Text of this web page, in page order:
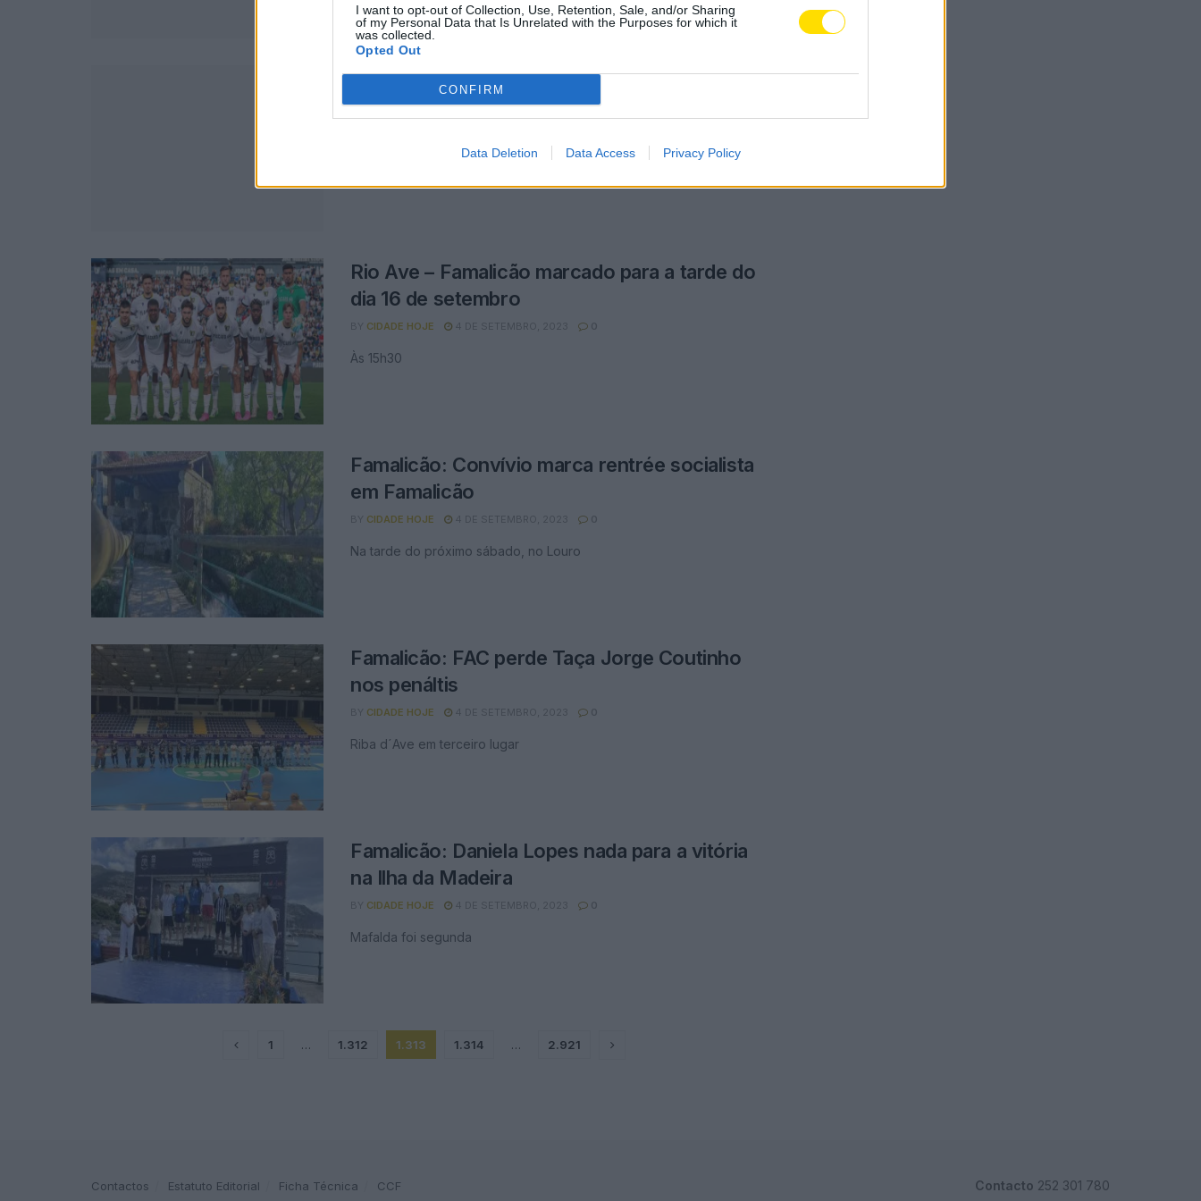
I want to opt-out of Collection, Use, Retention, Sale, and/or Sharing
of my Personal Data that Is Unrelated with the Purposes for which it
was collected.
Opted Out
CONFIRM
Data Deletion Data Access Privacy Policy
Famalicão: Juniores surpreendidos pelo
Braga
Rio Ave – Famalicão marcado para a tarde do
dia 16 de setembro
BY CIDADE HOJE 4 DE SETEMBRO, 2023 0
Às 15h30
Famalicão: Convívio marca rentrée socialista
em Famalicão
BY CIDADE HOJE 4 DE SETEMBRO, 2023 0
Na tarde do próximo sábado, no Louro
Famalicão: FAC perde Taça Jorge Coutinho
nos penáltis
BY CIDADE HOJE 4 DE SETEMBRO, 2023 0
Riba d´Ave em terceiro lugar
Famalicão: Daniela Lopes nada para a vitória
na Ilha da Madeira
BY CIDADE HOJE 4 DE SETEMBRO, 2023 0
Mafalda foi segunda
1 … 1.312 1.313 1.314 … 2.921
Contactos Estatuto Editorial Ficha Técnica CCF Contacto 252 301 780